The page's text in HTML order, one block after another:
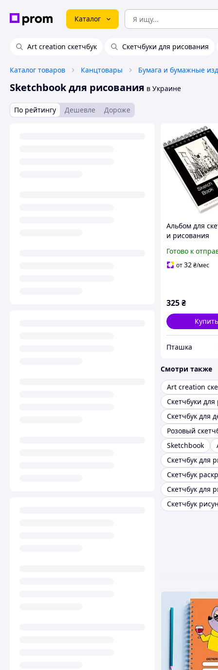
Каталог
Art creation скетчбук Скетчбуки для рисования
Каталог товаров Канцтовары Бумага и бумажные
Sketchbook для рисования в Украине
По рейтингу Дешевле Дороже
Альбом для
и рисования
формат бумаги
г\м2 для 50
Готово к
от32₴/мес
325₴
Купить
Пташка
Смотри также
Art creation
Скетчбук для
Розовый
Sketchbook
Скетчбук
Скетчбук